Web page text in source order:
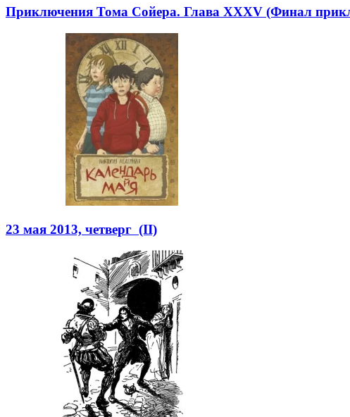
Приключения Тома Сойера. Глава XXXV (Финал
23 мая 2013, четверг (II)